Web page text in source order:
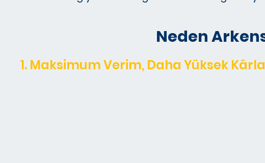
Neden
1. Maksimum Verim, Daha Yüksek